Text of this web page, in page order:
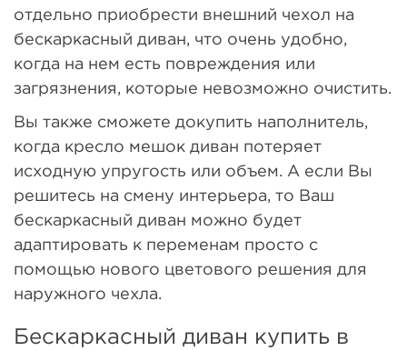
отдельно приобрести внешний чехол на
бескаркасный диван, что очень удобно,
когда на нем есть повреждения или
загрязнения, которые невозможно очистить.
Вы также сможете докупить наполнитель,
когда кресло мешок диван потеряет
исходную упругость или объем. А если Вы
решитесь на смену интерьера, то Ваш
бескаркасный диван можно будет
адаптировать к переменам просто с
помощью нового цветового решения для
наружного чехла.
Бескаркасный диван купить в